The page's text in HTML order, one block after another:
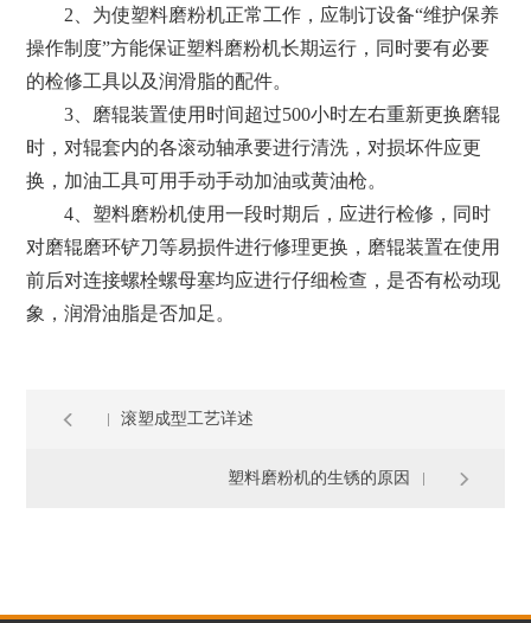
2、为使塑料磨粉机正常工作，应制订设备“维护保养
操作制度”方能保证塑料磨粉机长期运行，同时要有必要
的检修工具以及润滑脂的配件。
3、磨辊装置使用时间超过500小时左右重新更换磨辊
时，对辊套内的各滚动轴承要进行清洗，对损坏件应更
换，加油工具可用手动手动加油或黄油枪。
4、塑料磨粉机使用一段时期后，应进行检修，同时
对磨辊磨环铲刀等易损件进行修理更换，磨辊装置在使用
前后对连接螺栓螺母塞均应进行仔细检查，是否有松动现
象，润滑油脂是否加足。
滚塑成型工艺详述
塑料磨粉机的生锈的原因